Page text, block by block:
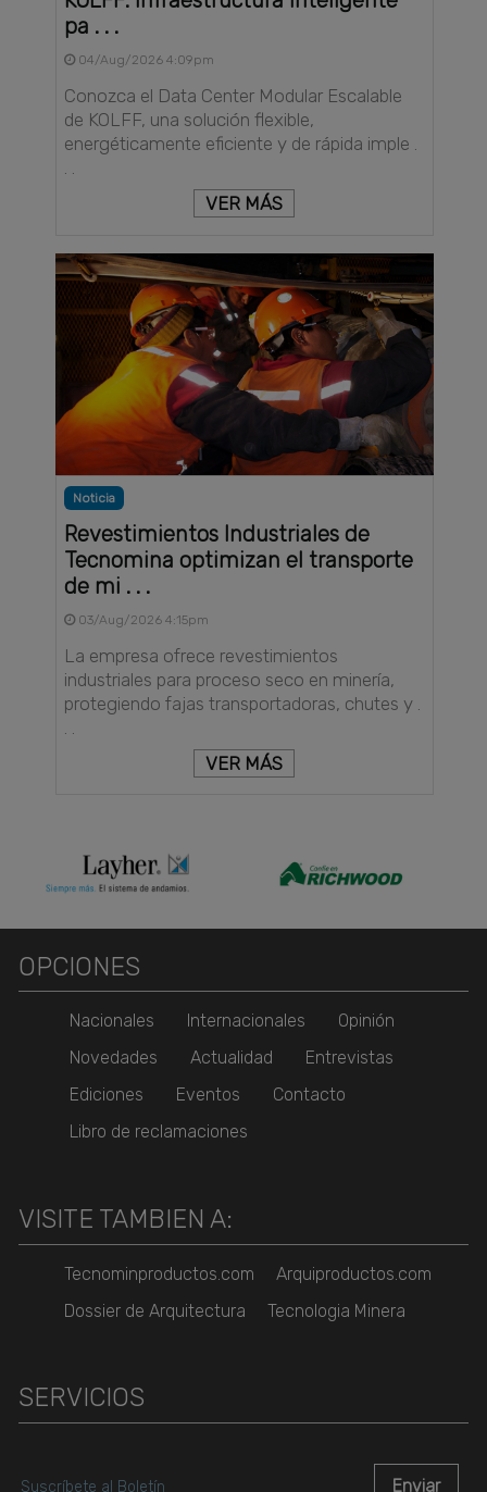
pa . . .
04/Aug/2026 4:09pm
Conozca el Data Center Modular Escalable
de KOLFF, una solución flexible,
energéticamente eficiente y de rápida imple .
. .
VER MÁS
Noticia
Revestimientos Industriales de
Tecnomina optimizan el transporte
de mi . . .
03/Aug/2026 4:15pm
La empresa ofrece revestimientos
industriales para proceso seco en minería,
protegiendo fajas transportadoras, chutes y .
VER MÁS
OPCIONES
Nacionales Internacionales
Opinión
Novedades
Actualidad
Entrevistas
Ediciones
Eventos
Contacto
Libro de reclamaciones
VISITE TAMBIEN A:
Tecnominproductos.com
Arquiproductos.com
Dossier de Arquitectura
Tecnologia Minera
SERVICIOS